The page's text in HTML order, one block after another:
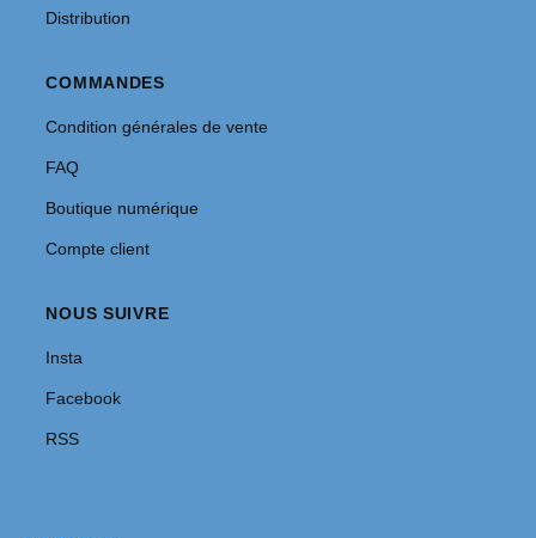
Distribution
COMMANDES
Condition générales de vente
FAQ
Boutique numérique
Compte client
NOUS SUIVRE
Insta
Facebook
RSS